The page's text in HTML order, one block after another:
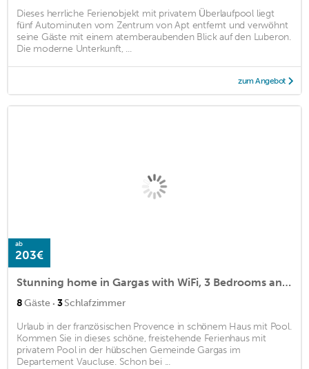
Dieses herrliche Ferienobjekt mit privatem Überlaufpool liegt
fünf Autominuten vom Zentrum von Apt entfernt und verwöhnt
seine Gäste mit einem atemberaubenden Blick auf den Luberon.
Die moderne Unterkunft, ...
zum Angebot
ab
203€
Stunning home in Gargas with WiFi, 3 Bedrooms and Swimming pool
8Gäste · 3Schlafzimmer
Urlaub in der französischen Provence in schönem Haus mit Pool.
Kommen Sie in dieses schöne, freistehende Ferienhaus mit
privatem Pool in der hübschen Gemeinde Gargas im
Departement Vaucluse. Schon bei ...